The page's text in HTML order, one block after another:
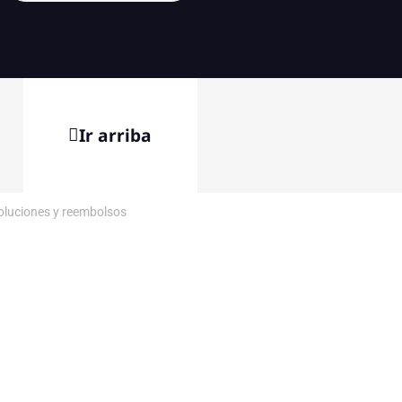
Ir arriba
y reembolsos